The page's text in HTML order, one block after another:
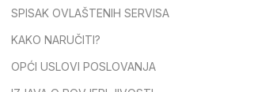
SPISAK OVLAŠTENIH SERVISA
KAKO NARUČITI?
OPĆI USLOVI POSLOVANJA